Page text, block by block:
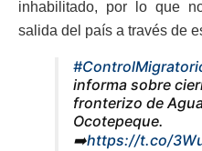
inhabilitado, por lo que
salida del país a través de
informa sobre
fronterizo de
Ocotepeque.
➡️https://t.co/